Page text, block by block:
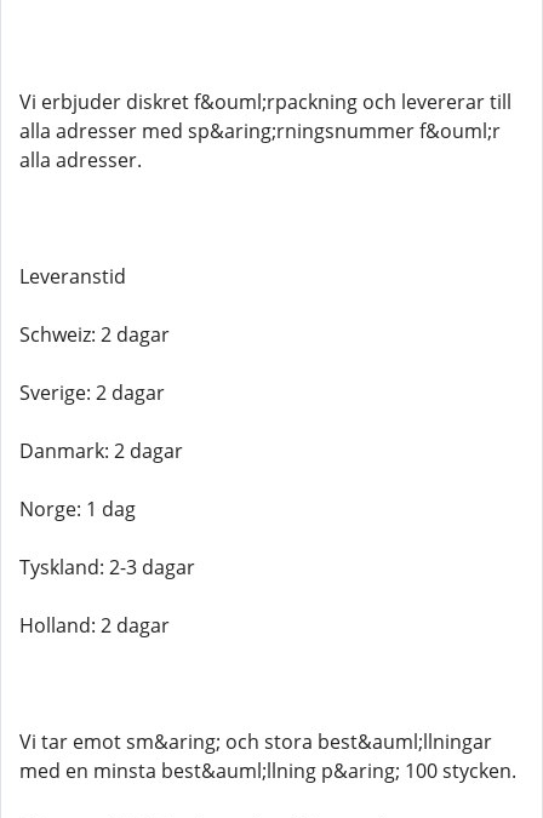
Vi erbjuder diskret f&ouml;rpackning och levererar till
alla adresser med sp&aring;rningsnummer f&ouml;r
alla adresser.
Leveranstid
Schweiz: 2 dagar
Sverige: 2 dagar
Danmark: 2 dagar
Norge: 1 dag
Tyskland: 2-3 dagar
Holland: 2 dagar
Vi tar emot sm&aring; och stora best&auml;llningar
med en minsta best&auml;llning p&aring; 100 stycken.